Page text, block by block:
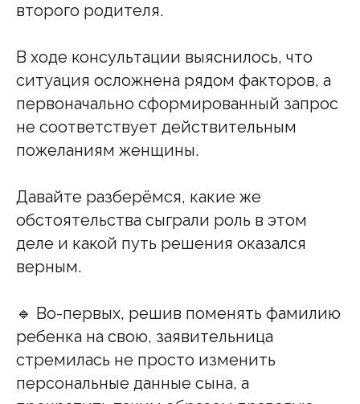
второго родителя.
В ходе консультации выяснилось, что
ситуация осложнена рядом факторов, а
первоначально сформированный запрос
не соответствует действительным
пожеланиям женщины.
Давайте разберёмся, какие же
обстоятельства сыграли роль в этом
деле и какой путь решения оказался
верным.
🔹️ Во-первых, решив поменять фамилию
ребенка на свою, заявительница
стремилась не просто изменить
персональные данные сына, а